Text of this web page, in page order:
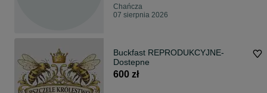
Chańcza
07 sierpnia 2026
Buckfast REPRODUKCYJNE-
Dostepne
600 zł